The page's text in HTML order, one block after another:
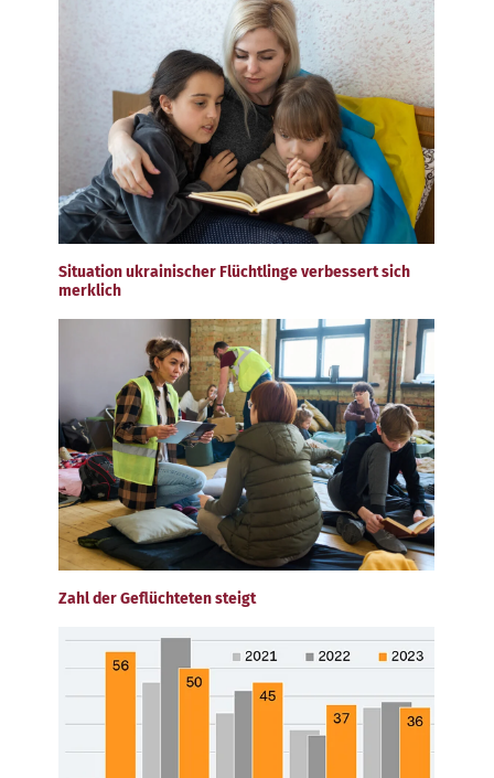
Situation ukrainischer Flüchtlinge verbessert sich
merklich
Zahl der Geflüchteten steigt